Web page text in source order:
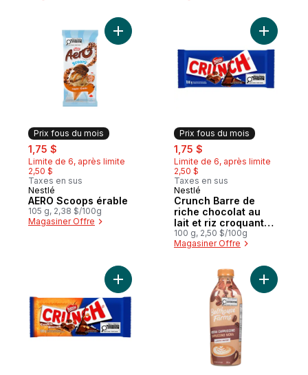
Prix fous du mois
sale:
1,75 $
Limite de 6, après limite
2,50 $
Taxes en sus
Prix fous du mois
Nestlé
AERO Scoops érable
105 g, 2,38 $/100g
Magasiner Offre
Ajouter AERO Scoops érable au panier
Prix fous du mois
sale:
1,75 $
Limite de 6, après limite
2,50 $
Taxes en sus
Prix fous du mois
Nestlé
Crunch Barre de
riche chocolat au
lait et riz croquant
léger, facile à
partager
100 g, 2,50 $/100g
Magasiner Offre
Ajouter
Ajouter Crunch Barre chocolat au lait
Ajouter